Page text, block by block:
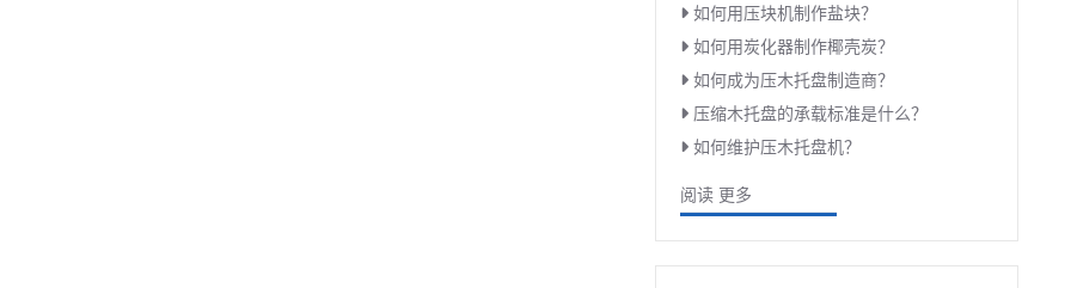
如何用压块机制作盐块？
如何用炭化器制作椰壳炭？
如何成为压木托盘制造商？
压缩木托盘的承载标准是什么？
如何维护压木托盘机？
阅读 更多